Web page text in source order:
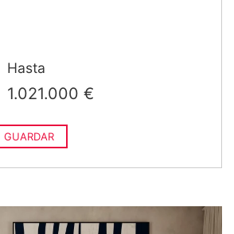
Hasta
1.021.000 €
GUARDAR